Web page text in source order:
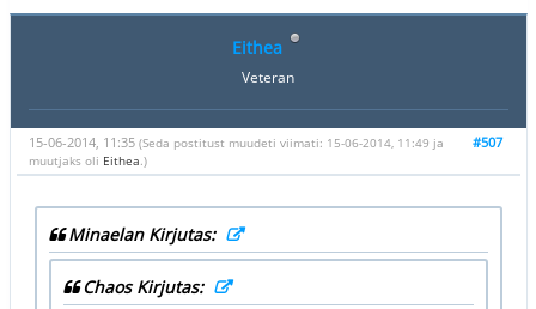
Eithea
Veteran
#507
15-06-2014, 11:35 (Seda postitust muudeti viimati: 15-06-2014, 11:49 ja
muutjaks oli Eithea .)
Minaelan Kirjutas:
Chaos Kirjutas: